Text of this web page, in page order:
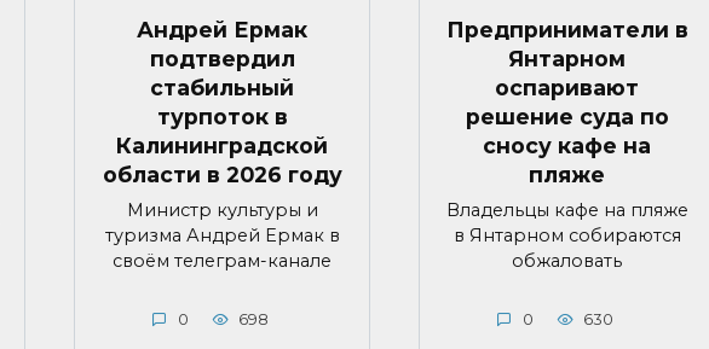
Андрей Ермак
подтвердил
стабильный
турпоток в
Калининградской
области в 2026 году
Министр культуры и
туризма Андрей Ермак в
своём телеграм-канале
0 698
Предприниматели в
Янтарном
оспаривают
решение суда по
сносу кафе на
пляже
Владельцы кафе на пляже
в Янтарном собираются
обжаловать
0 630